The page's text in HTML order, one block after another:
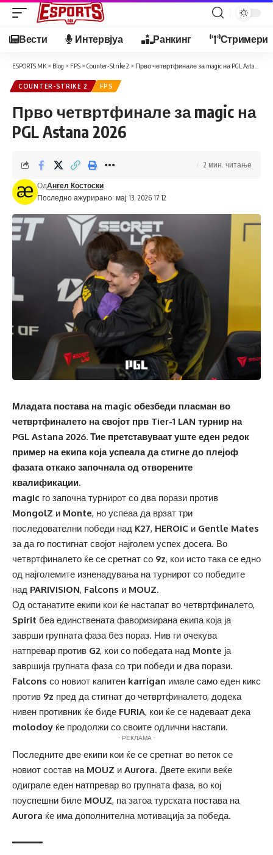
Вести Интервјуа Ранкинг Стримери
ESPORTS.MK > Blog > FPS > Counter-Strike 2 > Прво четвртфинале за magic на PGL Astana 2026
COUNTER-STRIKE 2 FPS
Прво четвртфинале за magic на
PGL Astana 2026
Последно ажурирано: мај 13, 2026 17:12
ОдАнгел Костоски
2 мин. читање
Младата постава на magic обезбеди пласман во
четвртфиналето на својот прв Tier-1 LAN турнир на
PGL Astana 2026. Тие претставуваат уште еден редок
пример на екипа која успеала да стигне до плејоф
фазата откако започнала од отворените
квалификации.
magic го започна турнирот со два порази против
MongolZ и Monte, но успеаа да врзат три
последователни победи над K27, HEROIC и Gentle Mates
за да го постигнат својот најголем успех досега. Во
четвртфиналето ќе се сретнат со 9z, кои исто така се едно
од најголемите изненадувања на турнирот со победите
над PARIVISION, Falcons и MOUZ.
Од останатите екипи кои ќе настапат во четвртфиналето,
Spirit беа единствената фаворизирана екипа која ја
заврши групната фаза без пораз. Нив ги очекува
натпревар против G2, кои со победата над Monte ја
завршија групната фаза со три победи и два порази.
Falcons со новиот капитен karrigan имале само еден кикс
против 9z пред да стигнат до четвртфиналето, додека
нивен противник ќе биде FURIA, кои ќе се надеваат дека
molodoy ќе продолжи со своите одлични настапи.
- РЕКЛАМА -
Последните две екипи кои ќе се сретнат во петок се
новиот состав на MOUZ и Aurora. Двете екипи веќе
одиграле еден натпревар во групната фаза, во кој
поуспешни биле MOUZ, па затоа турската постава на
Aurora ќе има дополнителна мотивација за победа.